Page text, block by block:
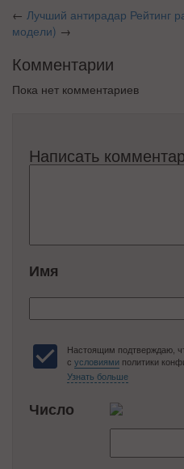
← Лучший антирадар Рейтинг
модели) →
Комментарии
Пока нет комментариев
Написать
Имя
Настоящим подтверждаю,
с условиями политики
Узнать больше
Число